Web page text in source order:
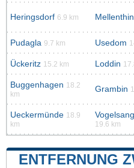
Heringsdorf 6.9 km Mellenthin
Pudagla 9.7 km Usedom
Ückeritz 15.2 km Loddin
Buggenhagen 18.2
km
Grambin
Ueckermünde 18.9
km
19.6 km
ENTFERNUNG